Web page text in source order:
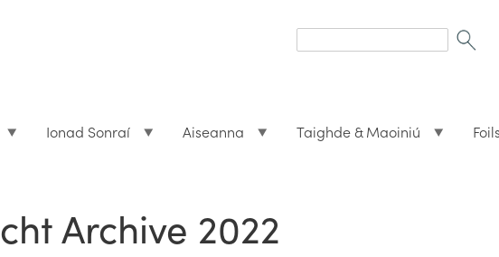
form
Ionad Sonraí Aiseanna Taighde & Maoiniú
Archive 2022